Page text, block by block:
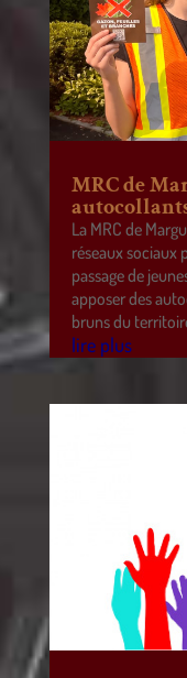
MRC de
La MRC de
réseaux
passage de
apposer des
bruns du
lire plus